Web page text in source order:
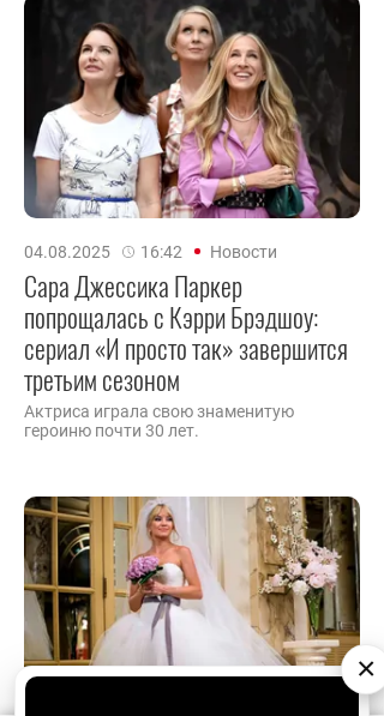
04.08.2025 16:42 Новости
Сара Джессика Паркер
попрощалась с Кэрри Брэдшоу:
сериал «И просто так» завершится
третьим сезоном
Актриса играла свою знаменитую
героиню почти 30 лет.
×